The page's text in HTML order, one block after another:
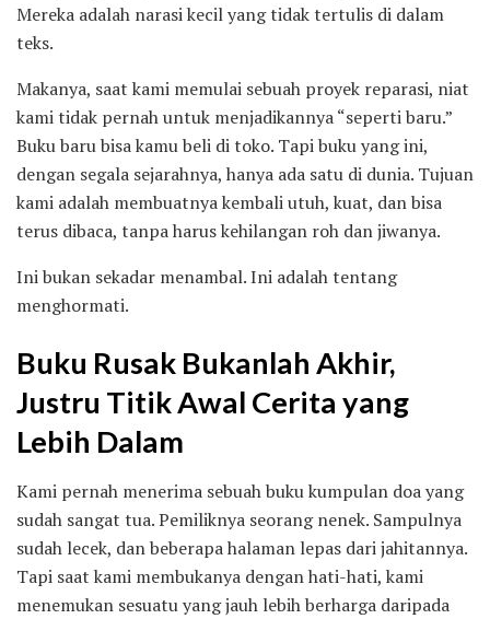
Mereka adalah narasi kecil yang tidak tertulis di dalam
teks.
Makanya, saat kami memulai sebuah proyek reparasi, niat
kami tidak pernah untuk menjadikannya “seperti baru.”
Buku baru bisa kamu beli di toko. Tapi buku yang ini,
dengan segala sejarahnya, hanya ada satu di dunia. Tujuan
kami adalah membuatnya kembali utuh, kuat, dan bisa
terus dibaca, tanpa harus kehilangan roh dan jiwanya.
Ini bukan sekadar menambal. Ini adalah tentang
menghormati.
Buku Rusak Bukanlah Akhir,
Justru Titik Awal Cerita yang
Lebih Dalam
Kami pernah menerima sebuah buku kumpulan doa yang
sudah sangat tua. Pemiliknya seorang nenek. Sampulnya
sudah lecek, dan beberapa halaman lepas dari jahitannya.
Tapi saat kami membukanya dengan hati-hati, kami
menemukan sesuatu yang jauh lebih berharga daripada